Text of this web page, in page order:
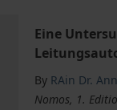
Eine
By RAin Dr.
Nomos, 1.